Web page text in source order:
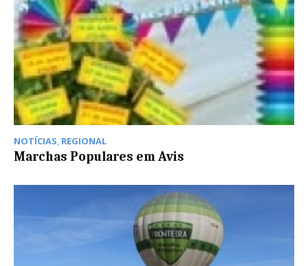
NOTÍCIAS, REGIONAL
Marchas Populares em Avis